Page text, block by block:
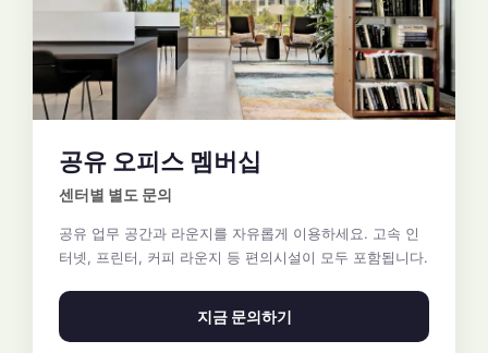
공유 오피스 멤버십
센터별 별도 문의
공유 업무 공간과 라운지를 자유롭게 이용하세요. 고속 인
터넷, 프린터, 커피 라운지 등 편의시설이 모두 포함됩니다.
지금 문의하기